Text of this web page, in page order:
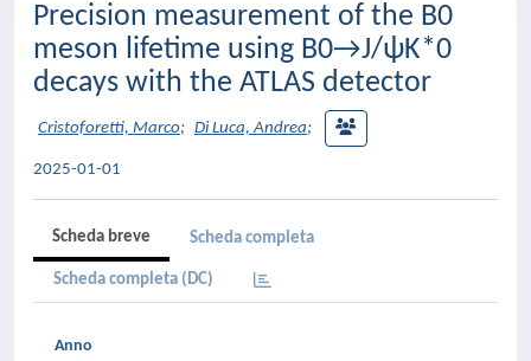
Precision measurement of the B0
meson lifetime using B0→J/ψK*0
decays with the ATLAS detector
Cristoforetti, Marco; Di Luca, Andrea;
2025-01-01
Scheda breve Scheda completa
Scheda completa (DC)
Anno